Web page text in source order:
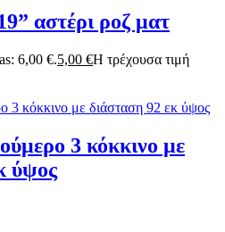
αστέρι ροζ ματ
6,00 €.5,00 €Η τρέχουσα τιμή
3 κόκκινο με
ύψος